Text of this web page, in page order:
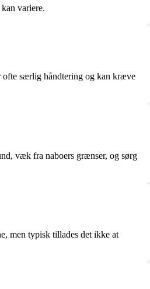
variere.
ofte særlig håndtering og kan kræve
væk fra naboers grænser, og sørg
men typisk tillades det ikke at